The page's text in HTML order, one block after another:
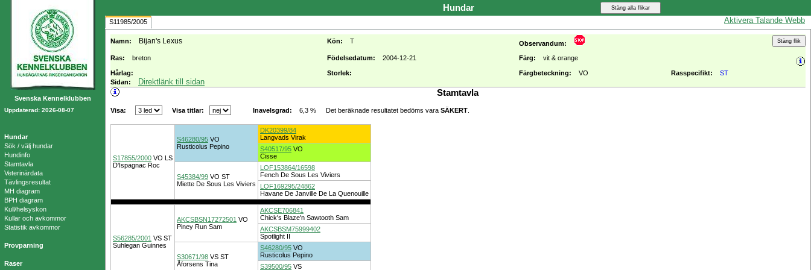
Svenska Kennelklubben
Uppdaterad: 2026-08-07
Hundar
Sök / välj hundar
Hundinfo
Stamtavla
Veterinärdata
Tävlingsresultat
MH diagram
BPH diagram
Kull/helsyskon
Kullar och avkommor
Statistik avkommor
Provparning
Raser
Hundar
Aktivera Talande Webb
S11985/2005
Namn: Bijan's Lexus Kön: T
Observandum:
Ras:
breton Födelsedatum: 2004-12-21 Färg: vit & orange
Hårlag: Storlek: Färgbeteckning: VO Rasspecifikt:
ST
Sidan:
Direktlänk till sidan
Stamtavla
Visa: Visa titlar: Inavelsgrad: 6,3 % Det beräknade resultatet bedöms vara SÄKERT
S17855/2000 VO LS
D'Ispagnac Roc
S46280/95 VO
Rusticolus Pepino
DK20399/84
Langvads Virak
S40517/95 VO
Cisse
S45384/99 VO ST
Miette De Sous Les Viviers
LOF153864/16598
Fench De Sous Les Viviers
LOF169295/24862
Havane De Janville De La Quenouille
S56285/2001 VS ST
Suhlegan Guinnes
AKCSBSN17272501 VO
Piney Run Sam
AKCSE706841
Chick's Blaze'n Sawtooth Sam
AKCSBSM75999402
Spotlight II
S30671/98 VS ST
Åforsens Tina
S46280/95 VO
Rusticolus Pepino
S39500/95 VS